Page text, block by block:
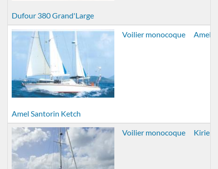
Dufour 380 Grand'Large
Amel Santorin Ketch
Voilier monocoque Amel
Voilier monocoque Kirie